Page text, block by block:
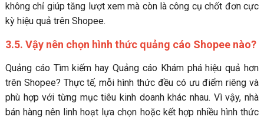
không chỉ giúp tăng lượt xem mà còn là công cụ chốt đơn cực
kỳ hiệu quả trên Shopee.
3.5. Vậy nên chọn hình thức quảng cáo Shopee nào?
Quảng cáo Tìm kiếm hay Quảng cáo Khám phá hiệu quả hơn
trên Shopee? Thực tế, mỗi hình thức đều có ưu điểm riêng và
phù hợp với từng mục tiêu kinh doanh khác nhau. Vì vậy, nhà
bán hàng nên linh hoạt lựa chọn hoặc kết hợp nhiều hình thức